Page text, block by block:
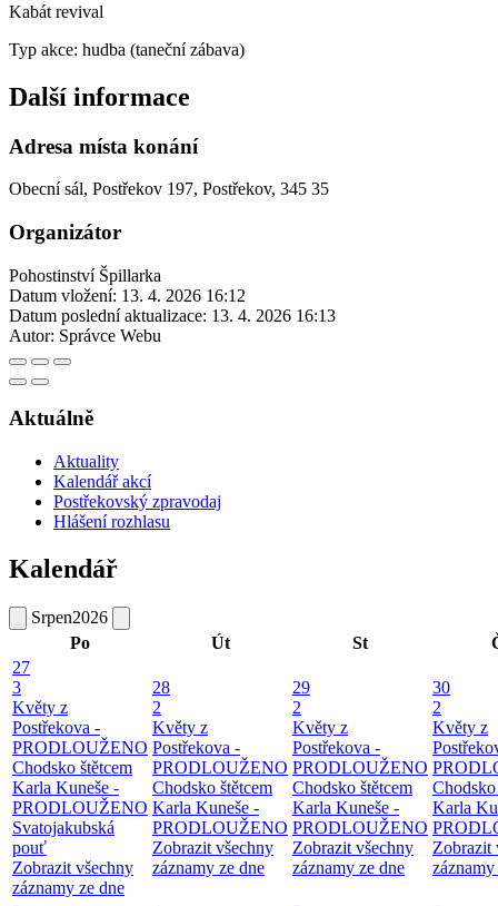
Kabát revival
Typ akce: hudba (taneční zábava)
Další informace
Adresa místa konání
Obecní sál, Postřekov 197, Postřekov, 345 35
Organizátor
Pohostinství Špillarka
Datum vložení: 13. 4. 2026 16:12
Datum poslední aktualizace: 13. 4. 2026 16:13
Autor: Správce Webu
Aktuálně
Aktuality
Kalendář akcí
Postřekovský zpravodaj
Hlášení rozhlasu
Kalendář
Srpen2026
Po
Út St
27
3
Květy z
Postřekova -
PRODLOUŽENO
Chodsko štětcem
Karla Kuneše -
PRODLOUŽENO
Svatojakubská
pouť
Zobrazit všechny
záznamy ze dne
28
2
Květy z
Postřekova -
PRODLOUŽENO
Chodsko štětcem
Karla Kuneše -
PRODLOUŽENO
Zobrazit všechny
záznamy ze dne
29
2
Květy z
Postřekova -
PRODLOUŽENO
Chodsko štětcem
Karla Kuneše -
PRODLOUŽENO
Zobrazit všechny
záznamy ze dne
30
2
Květy z
Chodsko
Karla
Zobrazit